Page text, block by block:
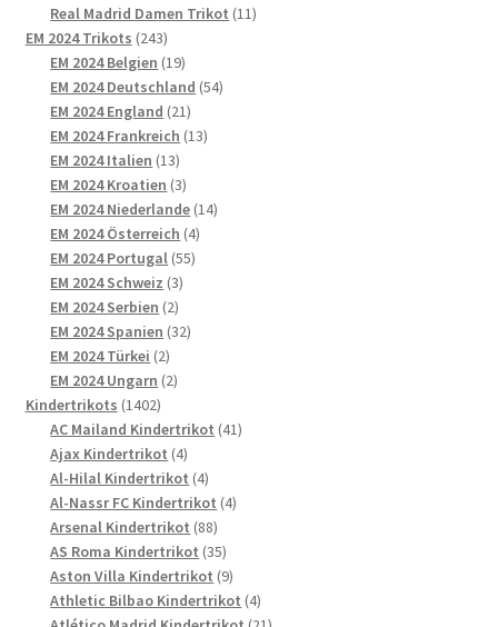
Real Madrid Damen Trikot 1111
EM 2024 Trikots 243243
Produkte
EM 2024 Belgien 1919
Produkte
EM 2024 Deutschland 5454
EM 2024 England 2121
Produkte
EM 2024 Frankreich 1313
EM 2024 Italien 1313
Produkte
EM 2024 Kroatien 33
Produkte
EM 2024 Niederlande 1414
EM 2024 Österreich 44
EM 2024 Portugal 5555
EM 2024 Schweiz 33
EM 2024 Serbien 22
Produkte
EM 2024 Spanien 3232
EM 2024 Türkei 22
Produkte
EM 2024 Ungarn 22
Kindertrikots 14021402
Produkte
AC Mailand Kindertrikot 4141
Ajax Kindertrikot 44
Produkte
Al-Hilal Kindertrikot 44
Produkte
Al-Nassr FC Kindertrikot 44
Arsenal Kindertrikot 8888
Produkte
AS Roma Kindertrikot 3535
Produkte
Aston Villa Kindertrikot 99
Produkte
Athletic Bilbao Kindertrikot 44